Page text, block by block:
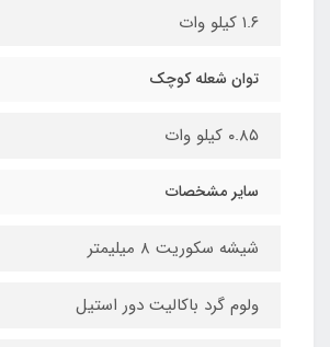
۱.۶ کیلو وات
توان شعله کوچک
۰.۸۵ کیلو وات
سایر مشخصات
شیشه سکوریت ۸ میلیمتر
ولوم گرد باکالیت دور استیل